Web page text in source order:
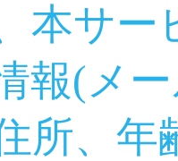
本サー
報(メ
所、年